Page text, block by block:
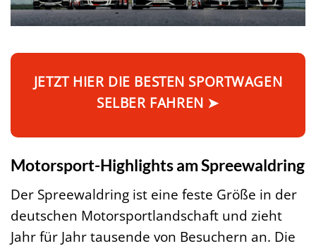
JETZT HIER DIE BESTEN SPORTWAGEN
SELBER FAHREN ➤
Motorsport-Highlights am Spreewaldring
Der Spreewaldring ist eine feste Größe in der
deutschen Motorsportlandschaft und zieht
Jahr für Jahr tausende von Besuchern an. Die